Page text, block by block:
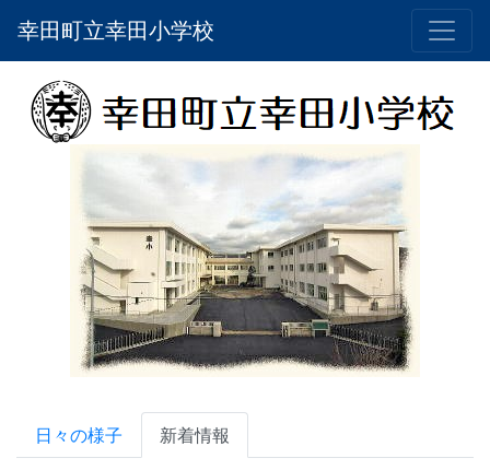
幸田町立幸田小学校
日々の様子 新着情報